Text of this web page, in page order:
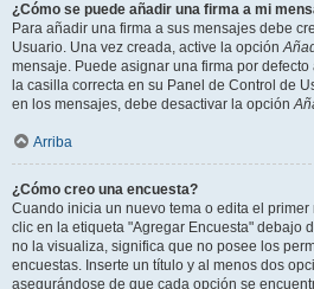
¿Cómo se puede añadir una firma a mi
Para añadir una firma a sus mensajes debe
Usuario. Una vez creada, active la opción
mensaje. Puede asignar una firma por
la casilla correcta en su Panel de Control de
en los mensajes, debe desactivar la opción
Arriba
¿Cómo creo una encuesta?
Cuando inicia un nuevo tema o edita el
clic en la etiqueta "Agregar Encuesta" debajo
no la visualiza, significa que no posee los
encuestas. Inserte un título y al menos dos
asegurándose de que cada opción se